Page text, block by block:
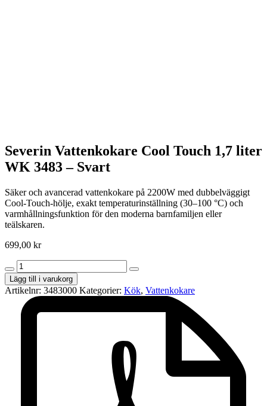
Severin Vattenkokare Cool Touch 1,7 liter
WK 3483 – Svart
Säker och avancerad vattenkokare på 2200W med dubbelväggigt
Cool-Touch-hölje, exakt temperaturinställning (30–100 °C) och
varmhållningsfunktion för den moderna barnfamiljen eller
teälskaren.
699,00 kr
Severin
Vattenkokare
Cool
Touch
Lägg till i varukorg
Artikelnr: 3483000 Kategorier: Kök, Vattenkokare